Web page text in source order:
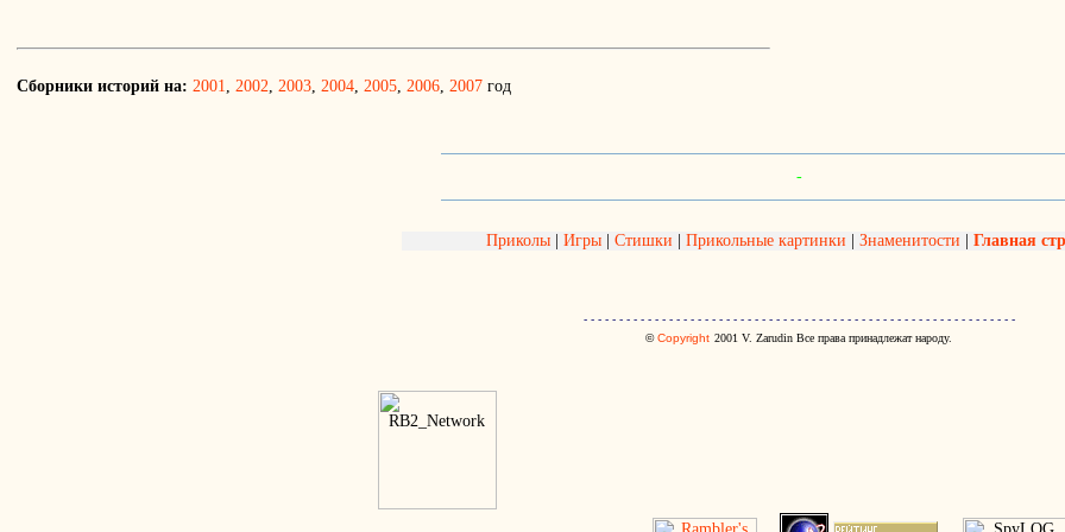
Сборники историй на: 2001, 2002, 2003, 2004, 2005, 2006, 2007 год
-
Приколы Игры Стишки Прикольные картинки Знаменитости Главная
- - - - - - - - - - - - - - - - - - - - - - - - - - - - - - - - - - - - - - - - - - - - - - - - - - - - - - - - - - - - -
©Copyright 2001 V. Zarudin Все права принадлежат народу.